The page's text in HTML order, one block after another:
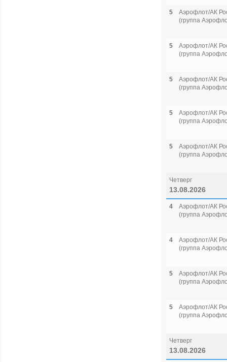
5
Аэрофлот/АК
(группа
5
Аэрофлот/АК
(группа
5
Аэрофлот/АК
(группа
5
Аэрофлот/АК
(группа
5
Аэрофлот/АК
(группа
Четверг
13.08.2026
4
Аэрофлот/АК
(группа
4
Аэрофлот/АК
(группа
5
Аэрофлот/АК
(группа
5
Аэрофлот/АК
(группа
Четверг
13.08.2026